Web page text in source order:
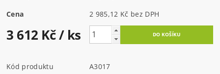
Cena 2 985,12 Kč bez DPH
3 612 Kč/ ks
Kód produktu
A3017